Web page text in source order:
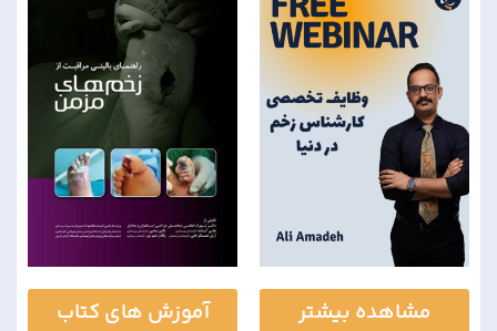
مشاهده بیشتر آموزش های کتاب